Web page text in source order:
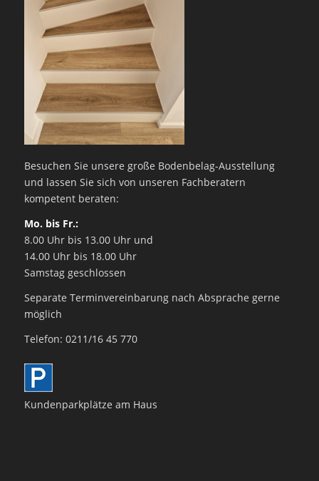
Besuchen Sie unsere große Bodenbelag-Ausstellung
und lassen Sie sich von unseren Fachberatern
kompetent beraten:
Mo. bis Fr.:
8.00 Uhr bis 13.00 Uhr und
14.00 Uhr bis 18.00 Uhr
Samstag geschlossen
Separate Terminvereinbarung nach Absprache gerne
möglich
Telefon: 0211/16 45 770
Kundenparkplätze am Haus